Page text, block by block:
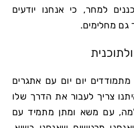
למחר, כי אנחנו יודעים
גם מחלימים.
יום יום עם אתגרים
צריך לעבור את הדרך שלו
עם משא ומתן מתמיד עם